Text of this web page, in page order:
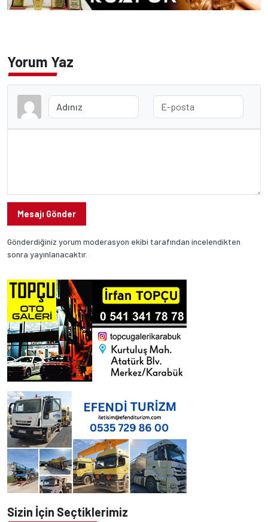
Yorum Yaz
Mesajı Gönder
Gönderdiğiniz yorum moderasyon ekibi tarafından incelendikten
sonra yayınlanacaktır.
Sizin İçin Seçtiklerimiz